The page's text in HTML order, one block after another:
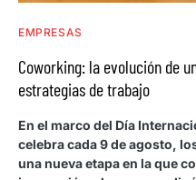
EMPRESAS
Coworking: la evolución de
estrategias de trabajo
En el marco del Día
celebra cada 9 de agosto,
una nueva etapa en la que